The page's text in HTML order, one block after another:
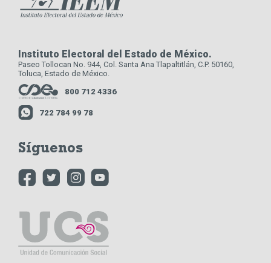
Instituto Electoral del Estado de México.
Paseo Tollocan No. 944, Col. Santa Ana Tlapaltitlán, C.P. 50160,
Toluca, Estado de México.
800 712 4336
722 784 99 78
Síguenos